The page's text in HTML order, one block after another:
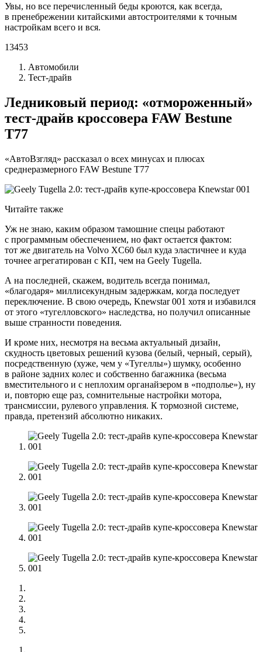
Увы, но все перечисленный беды кроются, как всегда,
в пренебрежении китайскими автостроителями к точным
настройкам всего и вся.
13453
Автомобили
Тест-драйв
Ледниковый период: «отмороженный»
тест-драйв кроссовера FAW Bestune
T77
«АвтоВзгляд» рассказал о всех минусах и плюсах
среднеразмерного FAW Bestune T77
Читайте также
Уж не знаю, каким образом тамошние спецы работают
с программным обеспечением, но факт остается фактом:
тот же двигатель на Volvo XC60 был куда эластичнее и куда
точнее агрегатирован с КП, чем на Geely Tugella.
А на последней, скажем, водитель всегда понимал,
«благодаря» миллисекундным задержкам, когда последует
переключение. В свою очередь, Knewstar 001 хотя и избавился
от этого «тугелловского» наследства, но получил описанные
выше странности поведения.
И кроме них, несмотря на весьма актуальный дизайн,
скудность цветовых решений кузова (белый, черный, серый),
посредственную (хуже, чем у «Тугеллы») шумку, особенно
в районе задних колес и собственно багажника (весьма
вместительного и с неплохим органайзером в «подполье»), ну
и, повторю еще раз, сомнительные настройки мотора,
трансмиссии, рулевого управления. К тормозной системе,
правда, претензий абсолютно никаких.